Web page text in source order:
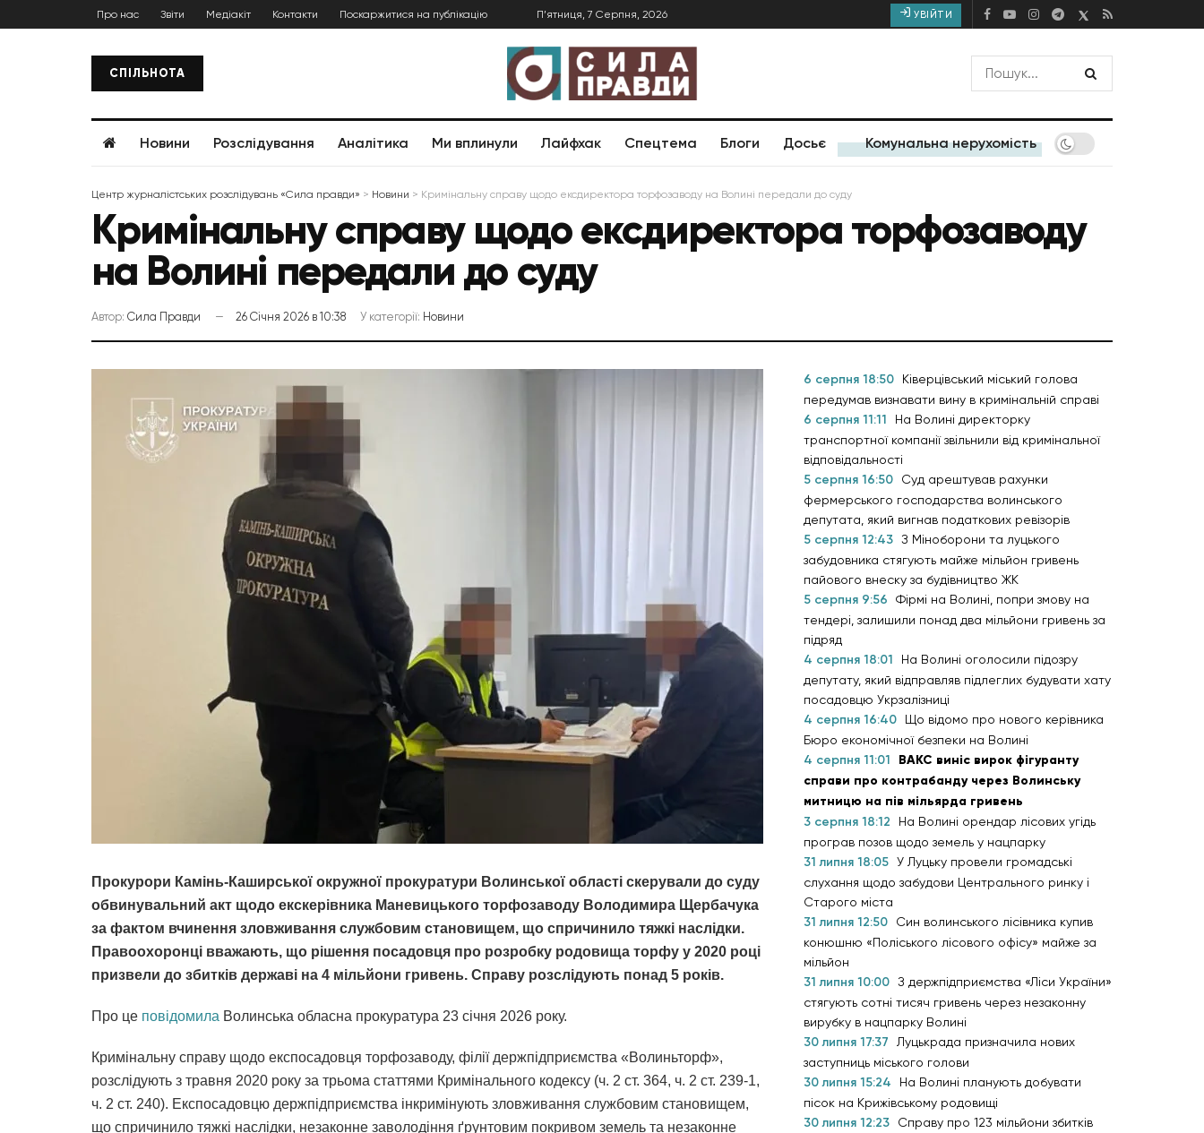
Про нас Звіти Медіакіт Контакти Поскаржитися на публікацію П’ятниця, 7 Серпня, 2026 УВІЙТИ
СПІЛЬНОТА
Новини Розслідування Аналітика Ми вплинули Лайфхак Спецтема Блоги Досьє Комунальна нерухомість
Центр журналістських розслідувань «Сила правди» > Новини > Кримінальну справу щодо ексдиректора торфозаводу на Волині передали до суду
Кримінальну справу щодо ексдиректора торфозаводу
на Волині передали до суду
Автор: Сила Правди 26 Січня 2026 в 10:38 У категорії: Новини
Прокурори Камінь-Каширської окружної прокуратури Волинської області скерували до суду
обвинувальний акт щодо екскерівника Маневицького торфозаводу Володимира Щербачука
за фактом вчинення зловживання службовим становищем, що спричинило тяжкі наслідки.
Правоохоронці вважають, що рішення посадовця про розробку родовища торфу у 2020 році
призвели до збитків державі на 4 мільйони гривень. Справу розслідують понад 5 років.
Про це повідомила Волинська обласна прокуратура 23 січня 2026 року.
Кримінальну справу щодо експосадовця торфозаводу, філії держпідприємства «Волиньторф»,
розслідують з травня 2020 року за трьома статтями Кримінального кодексу (ч. 2 ст. 364, ч. 2 ст. 239-1,
ч. 2 ст. 240). Експосадовцю держпідприємства інкримінують зловживання службовим становищем,
що спричинило тяжкі наслідки, незаконне заволодіння ґрунтовим покривом земель та незаконне
6 серпня 18:50
Ківерцівський міський голова
передумав визнавати вину в кримінальній справі
6 серпня 11:11
На Волині директорку
транспортної компанії звільнили від кримінальної
відповідальності
5 серпня 16:50
Суд арештував рахунки
фермерського господарства волинського
депутата, який вигнав податкових ревізорів
5 серпня 12:43 З Міноборони та луцького
забудовника стягують майже мільйон гривень
пайового внеску за будівництво ЖК
5 серпня 9:56
Фірмі на Волині, попри змову на
тендері, залишили понад два мільйони гривень за
підряд
4 серпня 18:01
На Волині оголосили підозру
депутату, який відправляв підлеглих будувати хату
посадовцю Укрзалізниці
4 серпня 16:40
Що відомо про нового керівника
Бюро економічної безпеки на Волині
4 серпня 11:01
ВАКС виніс вирок фігуранту
справи про контрабанду через Волинську
митницю на пів мільярда гривень
3 серпня 18:12
На Волині орендар лісових угідь
програв позов щодо земель у нацпарку
31 липня 18:05 У Луцьку провели громадські
слухання щодо забудови Центрального ринку і
Старого міста
31 липня 12:50
Син волинського лісівника купив
конюшню «Поліського лісового офісу» майже за
мільйон
31 липня 10:00 З держпідприємства «Ліси України»
стягують сотні тисяч гривень через незаконну
вирубку в нацпарку Волині
30 липня 17:37
Луцькрада призначила нових
заступниць міського голови
30 липня 15:24
На Волині планують добувати
пісок на Крижівському родовищі
30 липня 12:23
Справу про 123 мільйони збитків